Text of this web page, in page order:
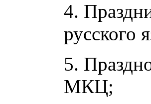
4.
русского
5.
МКЦ;